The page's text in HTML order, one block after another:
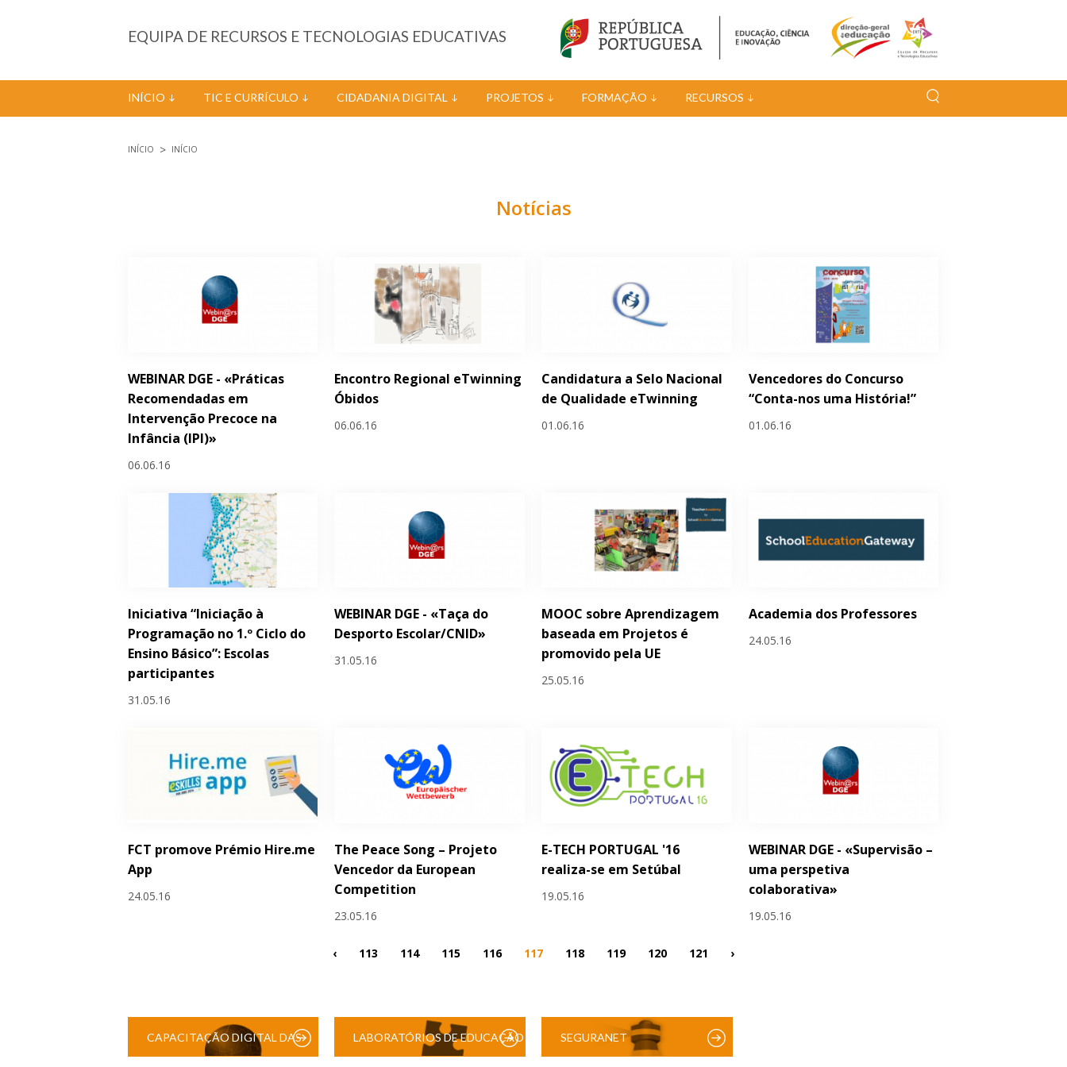
EQUIPA DE RECURSOS E TECNOLOGIAS EDUCATIVAS
INÍCIO TIC E CURRÍCULO CIDADANIA DIGITAL PROJETOS FORMAÇÃO RECURSOS
INÍCIO INÍCIO
Notícias
WEBINAR DGE - «Práticas
Recomendadas em
Intervenção Precoce na
Infância (IPI)»
06.06.16
Encontro Regional eTwinning
Óbidos
06.06.16
Candidatura a Selo Nacional
de Qualidade eTwinning
01.06.16
Vencedores do Concurso
“Conta-nos uma História!”
01.06.16
Iniciativa “Iniciação à
Programação no 1.º Ciclo do
Ensino Básico”: Escolas
participantes
31.05.16
WEBINAR DGE - «Taça do
Desporto Escolar/CNID»
31.05.16
MOOC sobre Aprendizagem
baseada em Projetos é
promovido pela UE
25.05.16
Academia dos Professores
24.05.16
FCT promove Prémio Hire.me
App
24.05.16
The Peace Song – Projeto
Vencedor da European
Competition
23.05.16
E-TECH PORTUGAL '16
realiza-se em Setúbal
19.05.16
WEBINAR DGE - «Supervisão –
uma perspetiva
colaborativa»
19.05.16
Páginas
‹ 113 114 115 116 117 118 119 120 121 ›
CAPACITAÇÃO DIGITAL DAS LABORATÓRIOS DE EDUCAÇÃO SEGURANET